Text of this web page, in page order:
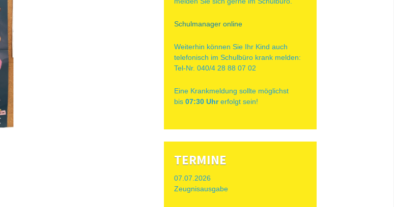
Schulmanager online
Weiterhin können Sie Ihr Kind auch
telefonisch im Schulbüro krank melden:
Tel-Nr. 040/4 28 88 07 02
Eine Krankmeldung sollte möglichst
bis 07:30 Uhrerfolgt sein!
TERMINE
07.07.2026
Zeugnisausgabe